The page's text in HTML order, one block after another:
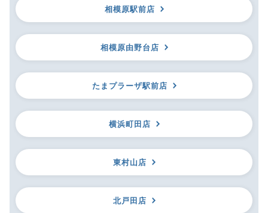
相模原駅前店
相模原由野台店
たまプラーザ駅前店
横浜町田店
東村山店
北戸田店